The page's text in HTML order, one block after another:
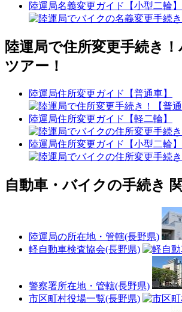
陸運局名義変更ガイド【小型二輪】
陸運局で住所変更手続き
ツアー！
陸運局住所変更ガイド【普通車】
陸運局住所変更ガイド【軽二輪】
陸運局住所変更ガイド【小型二輪】
自動車・バイクの手続き
陸運局の所在地・管轄(長野県)
軽自動車検査協会(長野県)
警察署所在地・管轄(長野県)
市区町村役場一覧(長野県)